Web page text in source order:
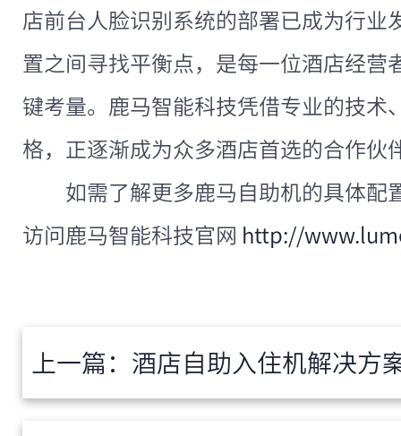
店前台人脸识别系统的部署已成为行业
置之间寻找平衡点，是每一位酒店经营
键考量。鹿马智能科技凭借专业的技术
格，正逐渐成为众多酒店首选的合作伙
如需了解更多鹿马自助机的具体配
访问鹿马智能科技官网 http://
上一篇： 酒店自助入住机解决方案